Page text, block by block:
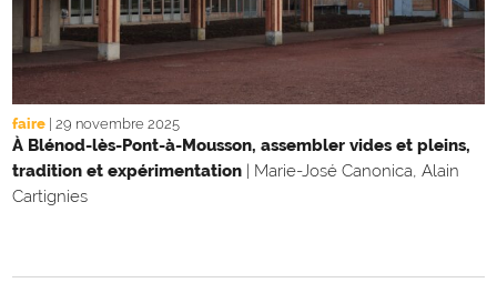
faire | 29 novembre 2025
À Blénod-lès-Pont-à-Mousson, assembler vides et pleins,
tradition et expérimentation | Marie-José Canonica, Alain
Cartignies